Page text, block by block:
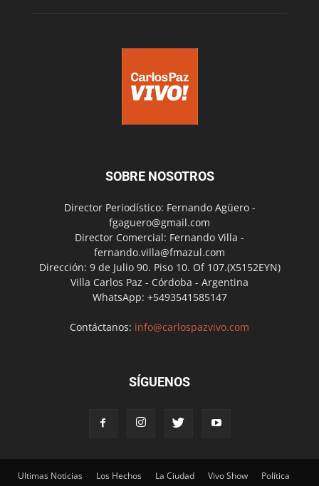
SOBRE NOSOTROS
Director Periodístico: Fernando Agüero -
fgaguero@gmail.com
Director Comercial: Fernando Villa -
fernando.villa@fmazul.com
Dirección: 9 de Julio 90. Piso 10. Of 107.(X5152EYN)
Villa Carlos Paz - Córdoba - Argentina
WhatsApp: +5493541585147
Contáctanos: info@carlospazvivo.com
SÍGUENOS
Ultimas Noticias Los Hechos La Ciudad Vivo Show
Política